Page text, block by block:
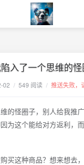
入了一个思维的怪
02 / 549 阅读 / 推送失败，
的怪圈子，别人给我推
为这个能给对方返利，
买这种商品？想来想去